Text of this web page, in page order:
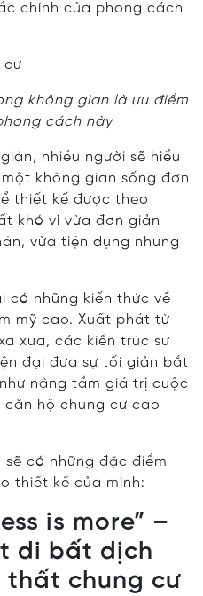
chính của phong cách
không gian là ưu điểm
cách này
nhiều người sẽ hiểu
không gian sống đơn
thiết kế được theo
khó vì vừa đơn giản
vừa tiện dụng nhưng
có những kiến thức về
mỹ cao. Xuất phát từ
xưa, các kiến trúc sư
đại đưa sự tối giản bắt
nâng tầm giá trị cuộc
căn hộ chung cư cao
có những đặc điểm
thiết kế của mình:
is more” –
di bất dịch
thất chung cư